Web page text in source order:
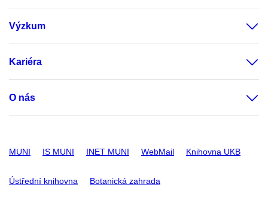
Výzkum
Kariéra
O nás
MUNI IS MUNI INET MUNI WebMail Knihovna UKB
Ústřední knihovna Botanická zahrada